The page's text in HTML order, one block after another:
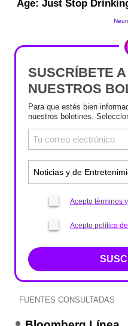
SUSCRÍBETE A
NUESTROS
Para que estés bien
nuestros boletines.
Acepto términos
Acepto política
FUENTES CONSULTADAS